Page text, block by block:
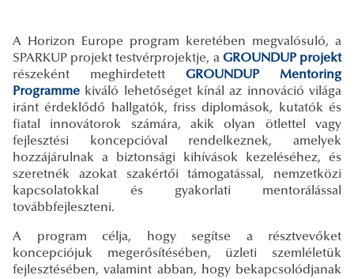
A Horizon Europe program keretében megvalósuló, a
SPARKUP projekt testvérprojektje, a GROUNDUP projekt
részeként meghirdetett GROUNDUP Mentoring
Programme kiváló lehetőséget kínál az innováció világa
iránt érdeklődő hallgatók, friss diplomások, kutatók és
fiatal innovátorok számára, akik olyan ötlettel vagy
fejlesztési koncepcióval rendelkeznek, amelyek
hozzájárulnak a biztonsági kihívások kezeléséhez, és
szeretnék azokat szakértői támogatással, nemzetközi
kapcsolatokkal és gyakorlati mentorálással
továbbfejleszteni.
A program célja, hogy segítse a résztvevőket
koncepciójuk megerősítésében, üzleti szemléletük
fejlesztésében, valamint abban, hogy bekapcsolódjanak